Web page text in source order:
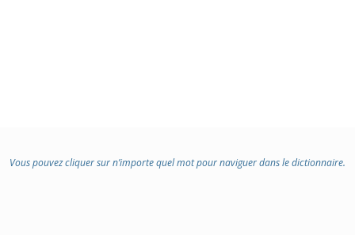
Vous pouvez cliquer sur n’importe quel mot pour naviguer dans le dictionnaire.